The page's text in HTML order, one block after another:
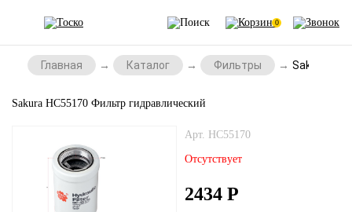
0
Главная Каталог Фильтры Sakura
Sakura HC55170 Фильтр гидравлический
Арт. HC55170
Отсутствует
2434 Р